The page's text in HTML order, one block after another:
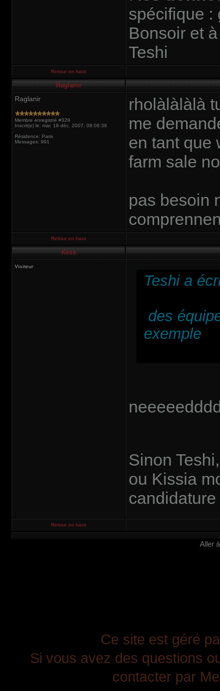
spécifique :
Bonsoir et
Teshi
Retour en haut
Raglanir
Raglanir
Membre enregistré #329
Inscrit(e) le: mar. 18 déc. 2007, 08:06:38
Résidence: Paris
Messages: 991
rholàlàlàlà
me
en tant que
farm sale
pas besoin
Retour en haut
Kess
Visiteur
Teshi a
des
exemple
Sinon
ou Kissia
candidature
Retour en haut
Aller
Ce site est géré
Si vous avez des questions
contacter par